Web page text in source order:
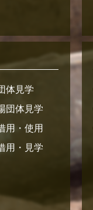
体見学
団体見学
用・使用
用・見学